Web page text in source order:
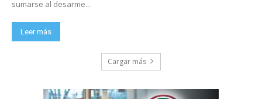
sumarse al desarme...
Leer más
Cargar más